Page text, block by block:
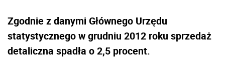
Zgodnie z danymi Głównego Urzędu
statystycznego w grudniu 2012 roku sprzedaż
detaliczna spadła o 2,5 procent.